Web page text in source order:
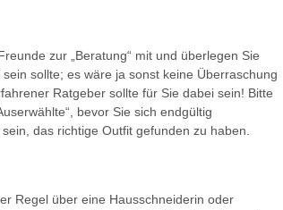
zur „Beratung“ mit und überlegen Sie
sollte; es wäre ja sonst keine Überraschung
Ratgeber sollte für Sie dabei sein! Bitte
bevor Sie sich endgültig
das richtige Outfit gefunden zu haben.
Regel über eine Hausschneiderin oder